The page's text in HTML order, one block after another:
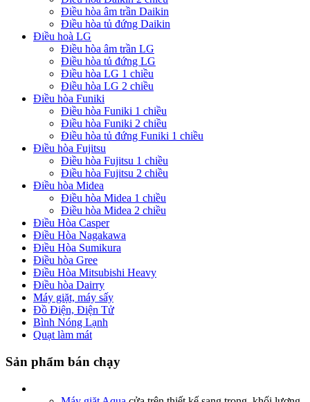
Điều hòa âm trần Daikin
Điều hòa tủ đứng Daikin
Điều hoà LG
Điều hòa âm trần LG
Điều hòa tủ đứng LG
Điều hòa LG 1 chiều
Điều hòa LG 2 chiều
Điều hòa Funiki
Điều hòa Funiki 1 chiều
Điều hòa Funiki 2 chiều
Điều hòa tủ đứng Funiki 1 chiều
Điều hòa Fujitsu
Điều hòa Fujitsu 1 chiều
Điều hòa Fujitsu 2 chiều
Điều hòa Midea
Điều hòa Midea 1 chiều
Điều hòa Midea 2 chiều
Điều Hòa Casper
Điều Hòa Nagakawa
Điều Hòa Sumikura
Điều hòa Gree
Điều Hòa Mitsubishi Heavy
Điều hòa Dairry
Máy giặt, máy sấy
Đồ Điện, Điện Tử
Bình Nóng Lạnh
Quạt làm mát
Sản phẩm bán chạy